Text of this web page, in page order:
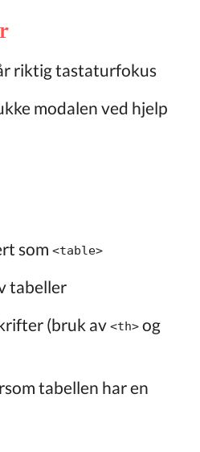
riktig tastaturfokus
modalen ved hjelp
som<table>
tabeller
(bruk av<th> og
tabellen har en